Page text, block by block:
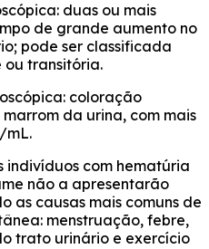
duas ou mais
de grande aumento no
pode ser classificada
ou transitória.
coloração
da urina, com mais
mL.
indivíduos com hematúria
não a apresentarão
as causas mais comuns de
menstruação, febre,
trato urinário e exercício